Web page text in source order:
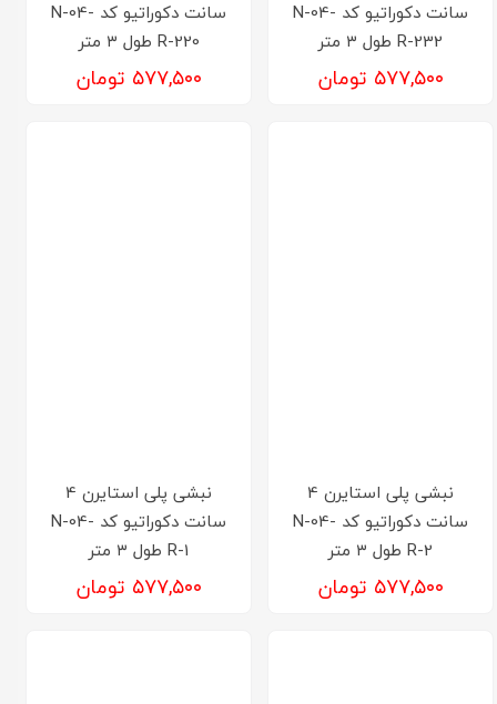
سانت دکوراتیو کد N-04-
R-232 طول ۳ متر
۵۷۷,۵۰۰ تومان
سانت دکوراتیو کد N-04-
R-220 طول ۳ متر
۵۷۷,۵۰۰ تومان
نبشی پلی استایرن 4
سانت دکوراتیو کد N-04-
R-2 طول ۳ متر
۵۷۷,۵۰۰ تومان
نبشی پلی استایرن 4
سانت دکوراتیو کد N-04-
R-1 طول ۳ متر
۵۷۷,۵۰۰ تومان